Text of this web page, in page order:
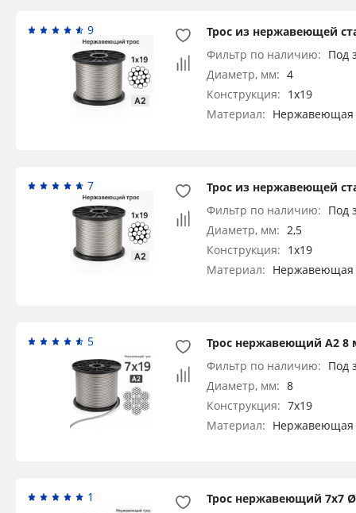
9
Трос из нержавеющей
Фильтр по наличию: Под
Диаметр, мм: 4
Конструкция: 1x19
Материал: Нержавеющая
7
Трос из нержавеющей
Фильтр по наличию: Под
Диаметр, мм: 2,5
Конструкция: 1x19
Материал: Нержавеющая
5
Трос нержавеющий А2 8
Фильтр по наличию: Под
Диаметр, мм: 8
Конструкция: 7x19
Материал: Нержавеющая
1
Трос нержавеющий 7х7